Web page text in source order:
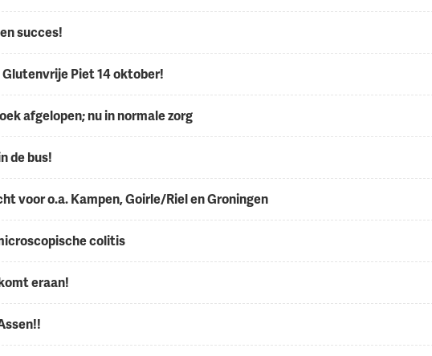
succes!
Piet 14 oktober!
afgelopen; nu in normale zorg
de bus!
voor o.a. Kampen, Goirle/Riel en Groningen
colitis
eraan!